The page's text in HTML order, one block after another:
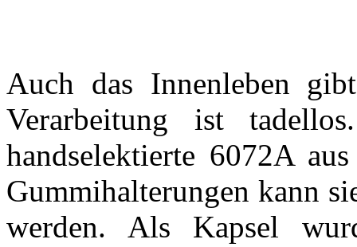
Auch das Innenleben
Verarbeitung ist
handselektierte 6072A
Gummihalterungen kann
werden. Als Kapsel